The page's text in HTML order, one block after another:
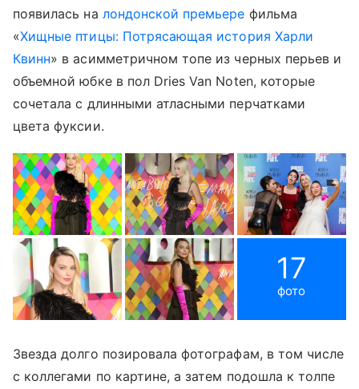
появилась на лондонской премьере фильма
«Хищные птицы: Потрясающая история Харли
Квинн» в асимметричном топе из черных перьев и
объемной юбке в пол Dries Van Noten, которые
сочетала с длинными атласными перчатками
цвета фуксии.
17
фото
Звезда долго позировала фотографам, в том числе
с коллегами по картине, а затем подошла к толпе